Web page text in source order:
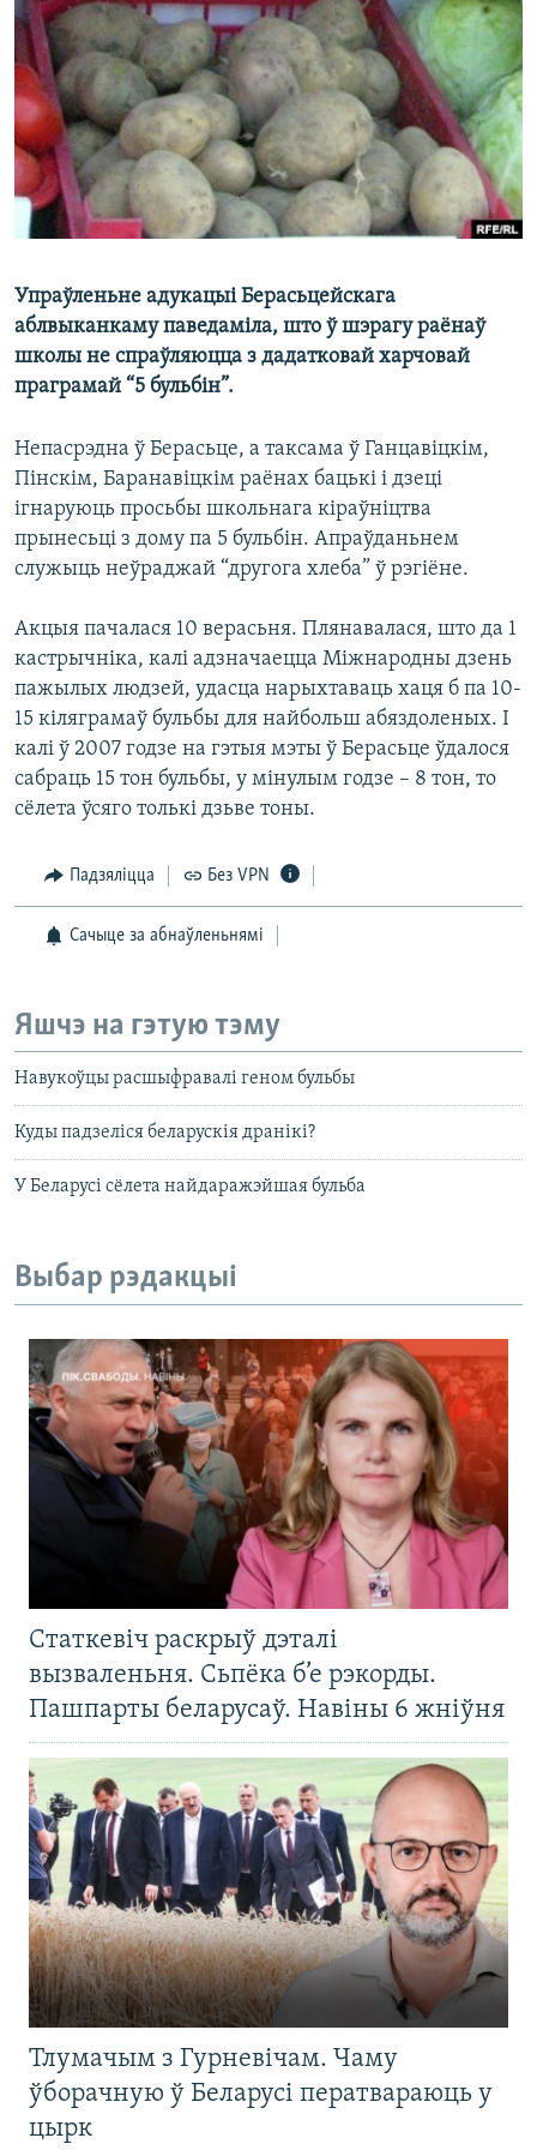
КУЛЬТУРА
КАЛЯНДАР
МОВА
НА ХВАЛЯХ СВАБОДЫ
Упраўленьне адукацыі Берасьцейскага
аблвыканкаму паведаміла, што ў шэрагу раёнаў
школы не спраўляюцца з дадатковай харчовай
праграмай “5 бульбін”.
Непасрэдна ў Берасьце, а таксама ў Ганцавіцкім,
Пінскім, Баранавіцкім раёнах бацькі і дзеці
ігнаруюць просьбы школьнага кіраўніцтва
прынесьці з дому па 5 бульбін. Апраўданьнем
служыць неўраджай “другога хлеба” ў рэгіёне.
Акцыя пачалася 10 верасьня. Плянавалася, што да 1
кастрычніка, калі адзначаецца Міжнародны дзень
пажылых людзей, удасца нарыхтаваць хаця б па 10-
15 кіляграмаў бульбы для найбольш абяздоленых. І
калі ў 2007 годзе на гэтыя мэты ў Берасьце ўдалося
сабраць 15 тон бульбы, у мінулым годзе – 8 тон, то
сёлета ўсяго толькі дзьве тоны.
Падзяліцца Без VPN
Сачыце за абнаўленьнямі
Яшчэ на гэтую тэму
Навукоўцы расшыфравалі геном бульбы
Куды падзеліся беларускія дранікі?
У Беларусі сёлета найдаражэйшая бульба
Выбар рэдакцыі
Статкевіч раскрыў дэталі
вызваленьня. Сьпёка б’е рэкорды.
Пашпарты беларусаў. Навіны 6 жніўня
Тлумачым з Гурневічам. Чаму
ўборачную ў Беларусі ператвараюць у
цырк